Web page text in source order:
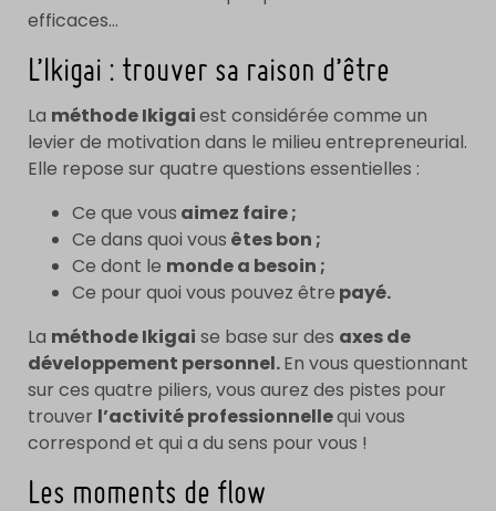
efficaces…
L’Ikigai : trouver sa raison d’être
La méthode Ikigaiest considérée comme un
levier de motivation dans le milieu entrepreneurial.
Elle repose sur quatre questions essentielles :
Ce que vous aimez faire ;
Ce dans quoi vous êtes bon ;
Ce dont le monde a besoin ;
Ce pour quoi vous pouvez être payé.
La méthode Ikigai se base sur des axes de
développement personnel.En vous questionnant
sur ces quatre piliers, vous aurez des pistes pour
trouver l’activité professionnellequi vous
correspond et qui a du sens pour vous !
Les moments de flow